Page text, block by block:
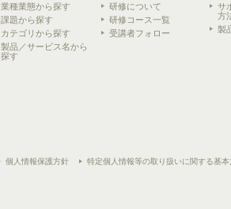
業種業態から探す
課題から探す
カテゴリから探す
製品／サービス名から
探す
研修について
研修コース一覧
受講者フォロー
サ
方
製
個人情報保護方針 特定個人情報等の取り扱いに関する基本